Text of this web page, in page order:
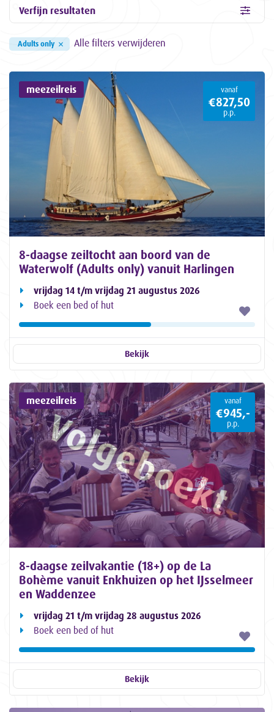
Verfijn resultaten
Adults only × Alle filters verwijderen
meezeilreis vanaf
€827,50
p.p.
8-daagse zeiltocht aan boord van de
Waterwolf (Adults only) vanuit Harlingen
vrijdag 14 t/m vrijdag 21 augustus 2026
Boek een bed of hut
Bekijk
meezeilreis vanaf
€945,-
p.p.
8-daagse zeilvakantie (18+) op de La
Bohème vanuit Enkhuizen op het IJsselmeer
en Waddenzee
vrijdag 21 t/m vrijdag 28 augustus 2026
Boek een bed of hut
Bekijk